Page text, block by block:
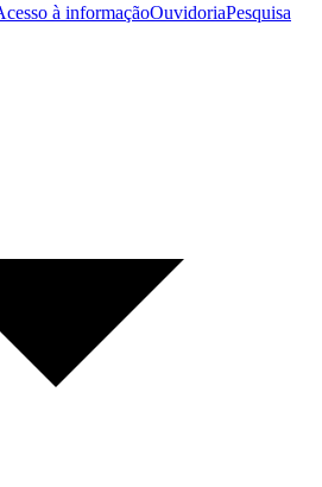
à informaçãoOuvidoriaPesquisa